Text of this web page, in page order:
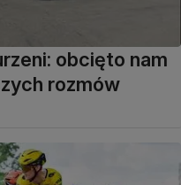
obcięto nam
rozmów